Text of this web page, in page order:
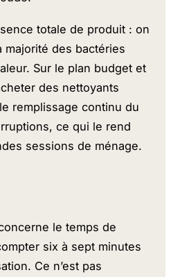
totale de produit : on
majorité des bactéries
Sur le plan budget et
des nettoyants
remplissage continu du
ce qui le rend
sessions de ménage.
le temps de
six à sept minutes
Ce n’est pas